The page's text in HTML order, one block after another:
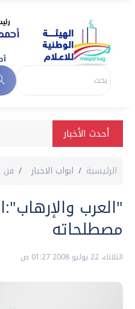
أحدث الأخبار
الرئيسية ابواب الاخبار فن
"العرب
مصطلحاته
الثلاثاء، 22 يوليو 2008 01:27 ص